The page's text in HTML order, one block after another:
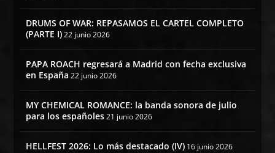
DRUMS OF WAR: REPASAMOS EL CARTEL COMPLETO
(PARTE I) 22 junio 2026
PAPA ROACH regresará a Madrid con fecha exclusiva
en España 22 junio 2026
MY CHEMICAL ROMANCE: la banda sonora de julio
para los españoles 21 junio 2026
HELLFEST 2026: Lo más destacado (IV) 16 junio 2026